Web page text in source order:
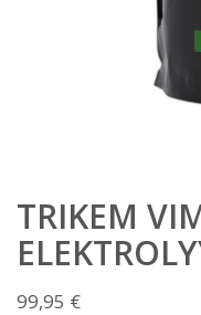
TRIKEM
99,95 €